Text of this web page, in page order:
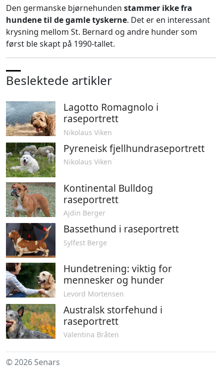
Den germanske bjørnehunden stammer ikke fra
hundene til de gamle tyskerne. Det er en interessant
krysning mellom St. Bernard og andre hunder som
først ble skapt på 1990-tallet.
Beslektede artikler
Lagotto Romagnolo i
raseportrett
Nikolaus Viken
Pyreneisk fjellhundraseportrett
Nikolaus Viken
Kontinental Bulldog
raseportrett
Ajdin Berger
Bassethund i raseportrett
Sylfest Berge
Hundetrening: viktig for
mennesker og hunder
Levord Mortensen
Australsk storfehund i
raseportrett
Valentina Bråten
© 2026 Senars